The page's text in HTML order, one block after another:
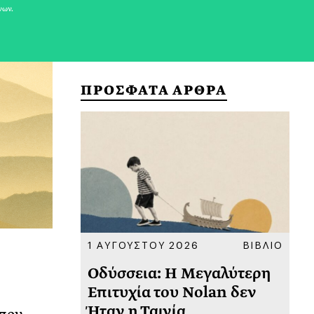
ΠΡΟΣΦΑΤΑ ΑΡΘΡΑ
1 ΑΥΓΟΥΣΤΟΥ 2026 ΒΙΒΛΙΟ
Οδύσσεια: Η Μεγαλύτερη
Επιτυχία του Nolan δεν